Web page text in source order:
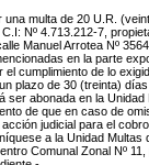
una multa de 20 U.R.
Nº 4.713.212-7,
Manuel Arrotea Nº
en la parte
el cumplimiento de lo
plazo de 30 (treinta)
ser abonada en la
de que en caso de
judicial para el
a la Unidad
Comunal Zonal Nº